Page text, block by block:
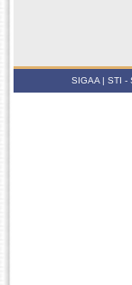
SIGAA | STI -